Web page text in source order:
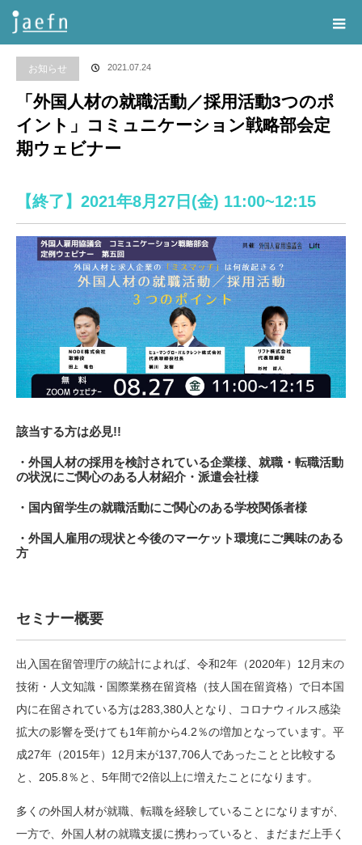
告知・記事一覧
ェビナー
お知らせ 2021.07.24
「外国人材の就職活動／採用活動3つのポ
イント」コミュニケーション戦略部会定
期ウェビナー
【終了】2021年8月27日(金) 11:00~12:15
該当する方は必見!!
・外国人材の採用を検討されている企業様、就職・転職活動
の状況にご関心のある人材紹介・派遣会社様
・国内留学生の就職活動にご関心のある学校関係者様
・外国人雇用の現状と今後のマーケット環境にご興味のある
方
セミナー概要
出入国在留管理庁の統計によれば、令和2年（2020年）12月末の
技術・人文知識・国際業務在留資格（技人国在留資格）で日本国
内に在留されている方は283,380人となり、コロナウィルス感染
拡大の影響を受けても1年前から4.2％の増加となっています。平
成27年（2015年）12月末が137,706人であったことと比較する
と、205.8％と、5年間で2倍以上に増えたことになります。
多くの外国人材が就職、転職を経験していることになりますが、
一方で、外国人材の就職支援に携わっていると、まだまだ上手く